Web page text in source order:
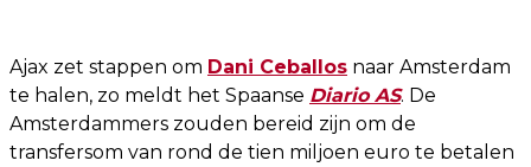
Ajax zet stappen om Dani Ceballos naar Amsterdam
te halen, zo meldt het Spaanse Diario AS. De
Amsterdammers zouden bereid zijn om de
transfersom van rond de tien miljoen euro te betalen